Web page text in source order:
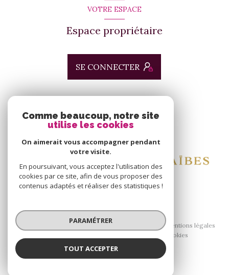
VOTRE ESPACE
Espace propriétaire
SE CONNECTER
Nous adhérons
© 2026 | Tous droits réservés
Nos honoraires
Nos partenaires
Mentions légales
Cookies
Comme beaucoup, notre site
utilise les cookies
On aimerait vous accompagner pendant
votre visite.
En poursuivant, vous acceptez l'utilisation des
cookies par ce site, afin de vous proposer des
contenus adaptés et réaliser des statistiques !
PARAMÉTRER
TOUT ACCEPTER